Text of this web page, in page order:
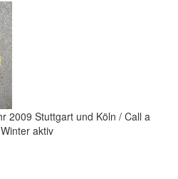
2009 Stuttgart und Köln / Call a
aktiv